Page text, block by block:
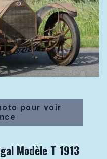
pour voir
Modèle T 1913